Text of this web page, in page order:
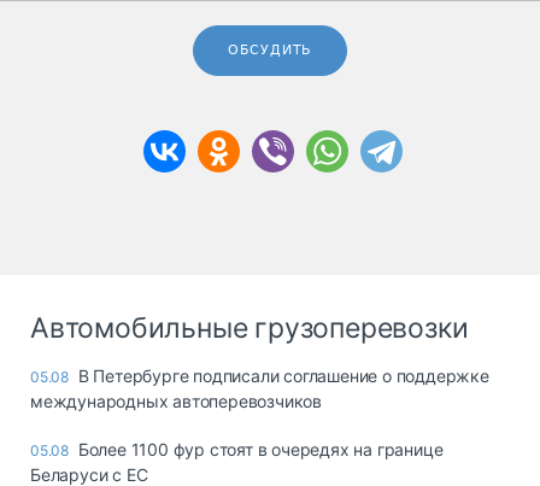
ОБСУДИТЬ
Автомобильные грузоперевозки
05.08 В Петербурге подписали соглашение о поддержке
международных автоперевозчиков
05.08 Более 1100 фур стоят в очередях на границе
Беларуси с ЕС